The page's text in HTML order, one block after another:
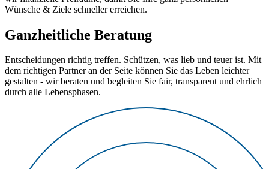
Wünsche & Ziele schneller erreichen.
Ganzheitliche Beratung
Entscheidungen richtig treffen. Schützen, was lieb und teuer ist. Mit
dem richtigen Partner an der Seite können Sie das Leben leichter
gestalten - wir beraten und begleiten Sie fair, transparent und ehrlich
durch alle Lebensphasen.